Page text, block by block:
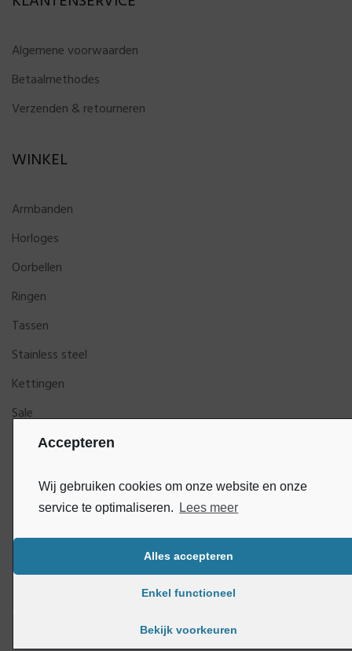
Accepteren
Wij gebruiken cookies om onze website en onze
service te optimaliseren.
Lees meer
Alles accepteren
Enkel functioneel
Bekijk voorkeuren
Algemene voorwaarden
Betaalmethodes
Verzenden & retourneren
WINKEL
Armbanden
Horloges
Oorbellen
Ringen
Tassen
Stainless steel
Kettingen
Sale
Copyright © DijkGelukSieraden | Ontwikkeld door